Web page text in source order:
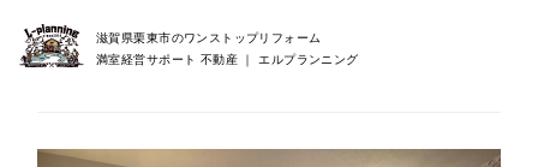
滋賀県栗東市のワンストップリフォーム
満室経営サポート 不動産 ｜ エルプランニング